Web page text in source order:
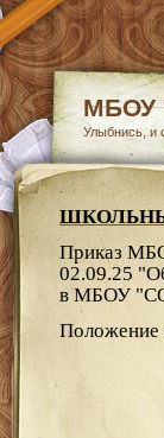
МБОУ
Улыбнись, и
Приказ
02.09.25
в МБОУ
Положение